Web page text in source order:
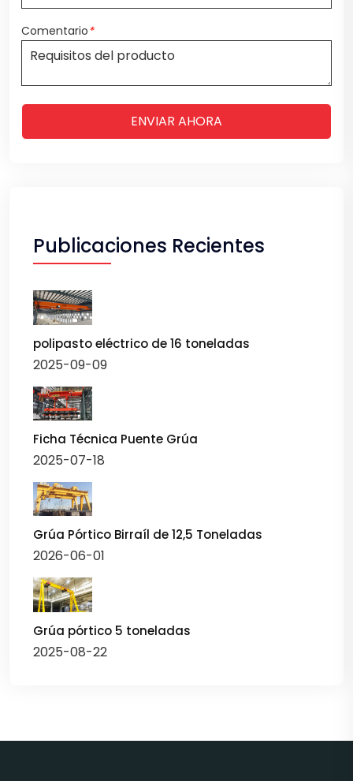
Comentario*
ENVIAR AHORA
Publicaciones Recientes
polipasto eléctrico de 16 toneladas
2025-09-09
Ficha Técnica Puente Grúa
2025-07-18
Grúa Pórtico Birraíl de 12,5 Toneladas
2026-06-01
Grúa pórtico 5 toneladas
2025-08-22